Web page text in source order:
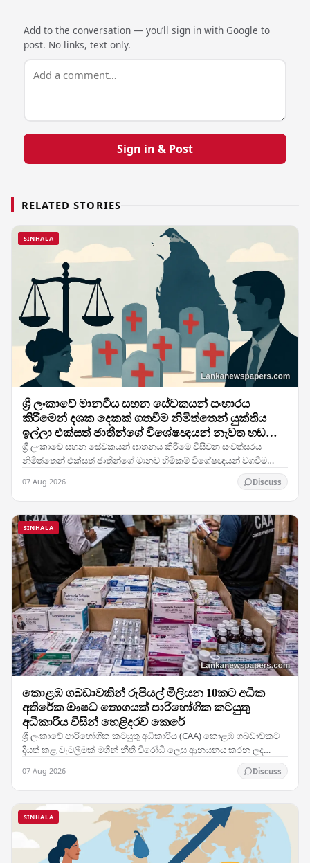
Add to the conversation — you’ll sign in with Google to
post. No links, text only.
Sign in & Post
RELATED STORIES
SINHALA
ශ්‍රී ලංකාවේ මානවීය සහන සේවකයන් සංහාරය
කිරීමෙන් දශක දෙකක් ගතවීම නිමිත්තෙන් යුක්තිය
ඉල්ලා එක්සත් ජාතීන්ගේ විශේෂඥයන් නැවත හඬ
නගයි
ශ්‍රී ලංකාවේ සහන සේවකයන් ඝාතනය කිරීමේ විසිවන සංවත්සරය
නිමිත්තෙන් එක්සත් ජාතීන්ගේ මානව හිමිකම් විශේෂඥයන් වගවීම
07 Aug 2026 Discuss
SINHALA
කොළඹ ගබඩාවකින් රුපියල් මිලියන 10කට අධික
අතිරේක ඖෂධ තොගයක් පාරිභෝගික කටයුතු
අධිකාරිය විසින් හෙළිදරව් කෙරේ
ශ්‍රී ලංකාවේ පාරිභෝගික කටයුතු අධිකාරිය (CAA) කොළඹ ගබඩාවකට
දියත් කළ වැටලීමක් මගින් නීති විරෝධී ලෙස ආනයනය කරන ලද
07 Aug 2026 Discuss
SINHALA